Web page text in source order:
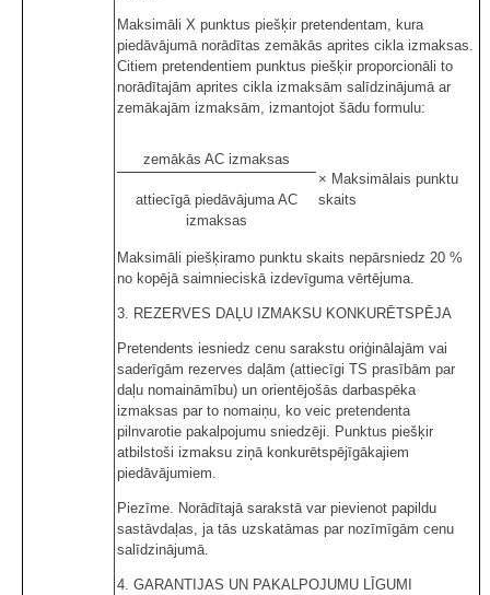
Maksimāli X punktus piešķir pretendentam, kura
piedāvājumā norādītas zemākās aprites cikla izmaksas.
Citiem pretendentiem punktus piešķir proporcionāli to
norādītajām aprites cikla izmaksām salīdzinājumā ar
zemākajām izmaksām, izmantojot šādu formulu:
zemākās AC izmaksas
× Maksimālais punktu
skaits
attiecīgā piedāvājuma AC
izmaksas
Maksimāli piešķiramo punktu skaits nepārsniedz 20 %
no kopējā saimnieciskā izdevīguma vērtējuma.
3. REZERVES DAĻU IZMAKSU KONKURĒTSPĒJA
Pretendents iesniedz cenu sarakstu oriģinālajām vai
saderīgām rezerves daļām (attiecīgi TS prasībām par
daļu nomaināmību) un orientējošās darbaspēka
izmaksas par to nomaiņu, ko veic pretendenta
pilnvarotie pakalpojumu sniedzēji. Punktus piešķir
atbilstoši izmaksu ziņā konkurētspējīgākajiem
piedāvājumiem.
Piezīme. Norādītajā sarakstā var pievienot papildu
sastāvdaļas, ja tās uzskatāmas par nozīmīgām cenu
salīdzinājumā.
4. GARANTIJAS UN PAKALPOJUMU LĪGUMI